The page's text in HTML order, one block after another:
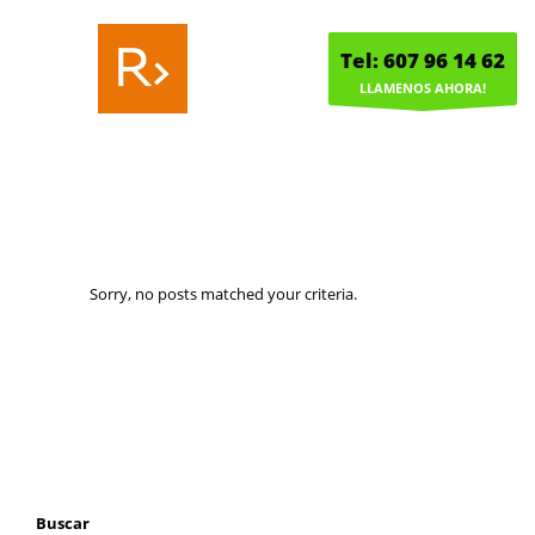
Tel: 607 96 14 62
LLAMENOS AHORA!
Sorry, no posts matched your criteria.
Buscar